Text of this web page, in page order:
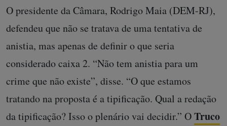
O presidente da Câmara, Rodrigo Maia (DEM-RJ),
defendeu que não se tratava de uma tentativa de
anistia, mas apenas de definir o que seria
considerado caixa 2. “Não tem anistia para um
crime que não existe”, disse. “O que estamos
tratando na proposta é a tipificação. Qual a redação
da tipificação? Isso o plenário vai decidir.” OTruco